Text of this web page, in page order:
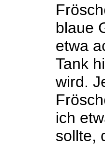
blaue
etwa
Tank
wird.
ich
sollte,